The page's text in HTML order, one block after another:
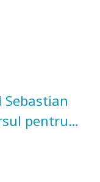
pentru